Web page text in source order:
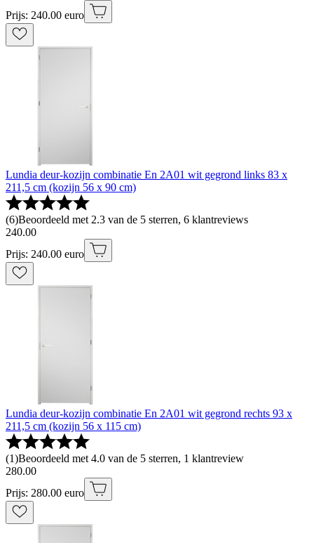
Prijs: 240.00 euro
Lundia deur-kozijn combinatie En 2A01 wit gegrond links 83 x
211,5 cm (kozijn 56 x 90 cm)
(6)Beoordeeld met 2.3 van de 5 sterren, 6 klantreviews
240.00
Prijs: 240.00 euro
Lundia deur-kozijn combinatie En 2A01 wit gegrond rechts 93 x
211,5 cm (kozijn 56 x 115 cm)
(1)Beoordeeld met 4.0 van de 5 sterren, 1 klantreview
280.00
Prijs: 280.00 euro